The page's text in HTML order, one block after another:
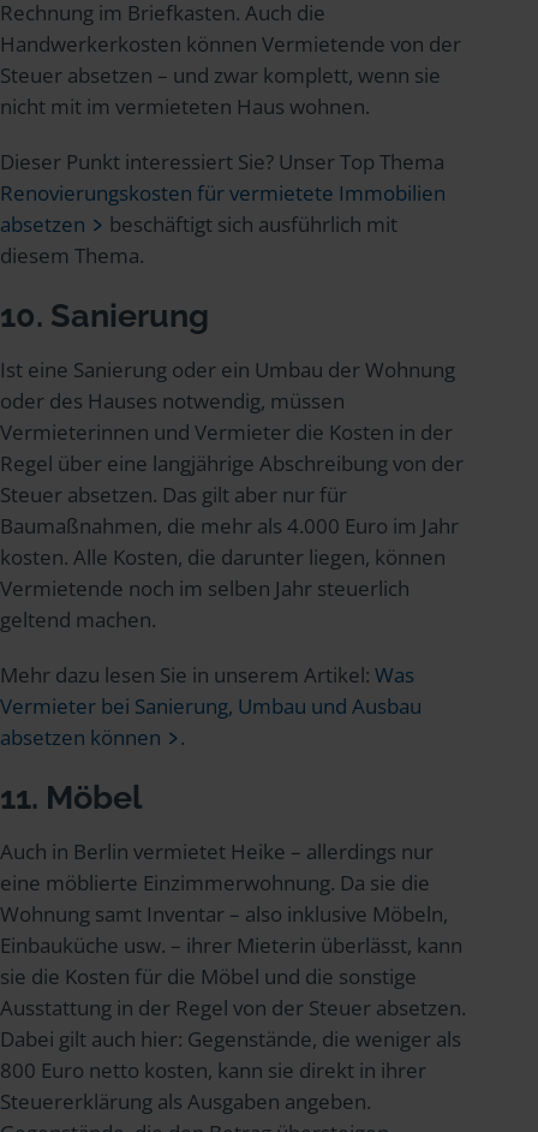
Rechnung im Briefkasten. Auch die
Handwerkerkosten können Vermietende von der
Steuer absetzen – und zwar komplett, wenn sie
nicht mit im vermieteten Haus wohnen.
Dieser Punkt interessiert Sie? Unser Top Thema
Renovierungskosten für vermietete Immobilien
absetzen
beschäftigt sich ausführlich mit
diesem Thema.
10. Sanierung
Ist eine Sanierung oder ein Umbau der Wohnung
oder des Hauses notwendig, müssen
Vermieterinnen und Vermieter die Kosten in der
Regel über eine langjährige Abschreibung von der
Steuer absetzen. Das gilt aber nur für
Baumaßnahmen, die mehr als 4.000 Euro im Jahr
kosten. Alle Kosten, die darunter liegen, können
Vermietende noch im selben Jahr steuerlich
geltend machen.
Mehr dazu lesen Sie in unserem Artikel: Was
Vermieter bei Sanierung, Umbau und Ausbau
absetzen können
.
11. Möbel
Auch in Berlin vermietet Heike – allerdings nur
eine möblierte Einzimmerwohnung. Da sie die
Wohnung samt Inventar – also inklusive Möbeln,
Einbauküche usw. – ihrer Mieterin überlässt, kann
sie die Kosten für die Möbel und die sonstige
Ausstattung in der Regel von der Steuer absetzen.
Dabei gilt auch hier: Gegenstände, die weniger als
800 Euro netto kosten, kann sie direkt in ihrer
Steuererklärung als Ausgaben angeben.